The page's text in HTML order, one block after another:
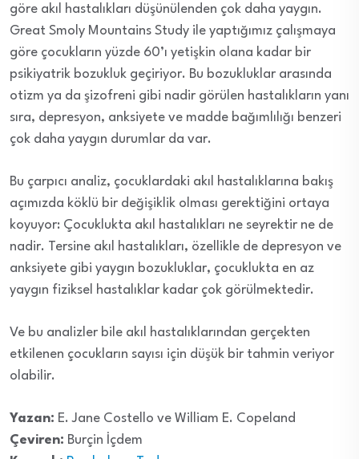
göre akıl hastalıkları düşünülenden çok daha yaygın.
Great Smoly Mountains Study ile yaptığımız çalışmaya
göre çocukların yüzde 60’ı yetişkin olana kadar bir
psikiyatrik bozukluk geçiriyor. Bu bozukluklar arasında
otizm ya da şizofreni gibi nadir görülen hastalıkların yanı
sıra, depresyon, anksiyete ve madde bağımlılığı benzeri
çok daha yaygın durumlar da var.
Bu çarpıcı analiz, çocuklardaki akıl hastalıklarına bakış
açımızda köklü bir değişiklik olması gerektiğini ortaya
koyuyor: Çocuklukta akıl hastalıkları ne seyrektir ne de
nadir. Tersine akıl hastalıkları, özellikle de depresyon ve
anksiyete gibi yaygın bozukluklar, çocuklukta en az
yaygın fiziksel hastalıklar kadar çok görülmektedir.
Ve bu analizler bile akıl hastalıklarından gerçekten
etkilenen çocukların sayısı için düşük bir tahmin veriyor
olabilir.
Yazan: E. Jane Costello ve William E. Copeland
Çeviren: Burçin İçdem